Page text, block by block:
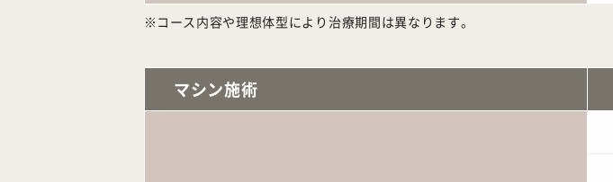
コース内容や理想体型により治療期間は異なります。
マシン施術